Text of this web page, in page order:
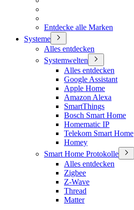
Entdecke alle Marken
Systeme
Alles entdecken
Systemwelten
Alles entdecken
Google Assistant
Apple Home
Amazon Alexa
SmartThings
Bosch Smart Home
Homematic IP
Telekom Smart Home
Homey
Smart Home Protokolle
Alles entdecken
Zigbee
Z-Wave
Thread
Matter